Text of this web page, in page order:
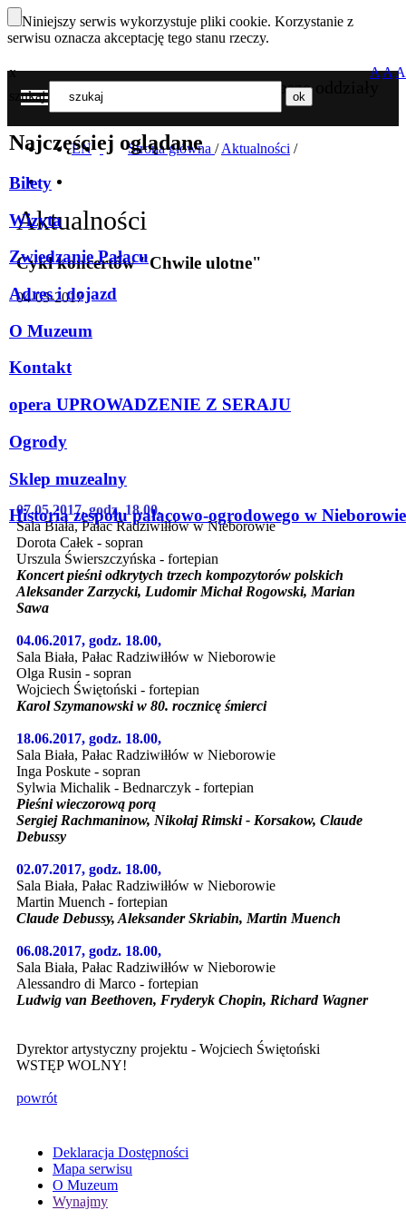
Niniejszy serwis wykorzystuje pliki cookie. Korzystanie z
serwisu oznacza akceptację tego stanu rzeczy.
Nasze oddziały
MENU
x
szukaj
Najczęściej oglądane
Bilety
Wizyta
Zwiedzanie Pałacu
Adres i dojazd
O Muzeum
Kontakt
opera UPROWADZENIE Z SERAJU
Ogrody
Sklep muzealny
Historia zespołu pałacowo-ogrodowego w Nieborowie
AAA
EN Strona główna / Aktualności /
Aktualności
Cykl koncertów "Chwile ulotne"
04-05-2017
07.05.2017, godz. 18.00,
Sala Biała, Pałac Radziwiłłów w Nieborowie
Dorota Całek - sopran
Urszula Świerszczyńska - fortepian
Koncert pieśni odkrytych trzech kompozytorów polskich
Aleksander Zarzycki, Ludomir Michał Rogowski, Marian
Sawa
04.06.2017, godz. 18.00,
Sala Biała, Pałac Radziwiłłów w Nieborowie
Olga Rusin - sopran
Wojciech Świętoński - fortepian
Karol Szymanowski w 80. rocznicę śmierci
18.06.2017, godz. 18.00,
Sala Biała, Pałac Radziwiłłów w Nieborowie
Inga Poskute - sopran
Sylwia Michalik - Bednarczyk - fortepian
Pieśni wieczorową porą
Sergiej Rachmaninow, Nikołaj Rimski - Korsakow, Claude
Debussy
02.07.2017, godz. 18.00,
Sala Biała, Pałac Radziwiłłów w Nieborowie
Martin Muench - fortepian
Claude Debussy, Aleksander Skriabin, Martin Muench
06.08.2017, godz. 18.00,
Sala Biała, Pałac Radziwiłłów w Nieborowie
Alessandro di Marco - fortepian
Ludwig van Beethoven, Fryderyk Chopin, Richard Wagner
Dyrektor artystyczny projektu - Wojciech Świętoński
WSTĘP WOLNY!
powrót
Deklaracja Dostępności
Mapa serwisu
O Muzeum
Wynajmy